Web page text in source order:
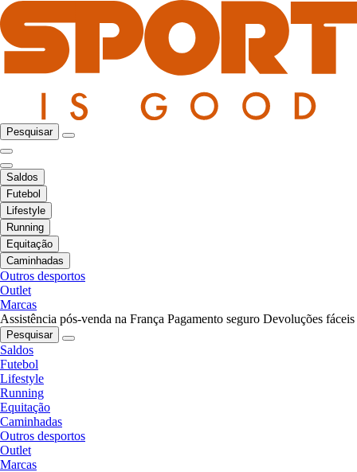
Pesquisar
Saldos
Futebol
Lifestyle
Running
Equitação
Caminhadas
Outros desportos
Outlet
Marcas
Assistência pós-venda na França Pagamento seguro Devoluções fáceis
Pesquisar
Saldos
Futebol
Lifestyle
Running
Equitação
Caminhadas
Outros desportos
Outlet
Marcas